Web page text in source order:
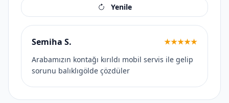
Yenile
Semiha S.
★★★★★
Arabamızın kontağı kırıldı mobil servis ile gelip
sorunu balıklıgölde çözdüler